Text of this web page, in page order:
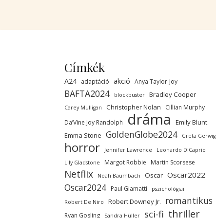
Címkék
A24 adaptáció akció Anya Taylor-Joy
BAFTA2024 blockbuster Bradley Cooper
Carey Mulligan Christopher Nolan
Cillian Murphy
Da’Vine Joy Randolph
dráma
Emily Blunt
Emma Stone GoldenGlobe2024 Greta Gerwig
horror Jennifer Lawrence
Leonardo DiCaprio
Lily Gladstone
Margot Robbie Martin Scorsese
Netflix Noah Baumbach Oscar Oscar2022
Oscar2024 Paul Giamatti
pszichológiai
Robert De Niro
Robert Downey Jr. romantikus
Ryan Gosling Sandra Hüller sci-fi thriller